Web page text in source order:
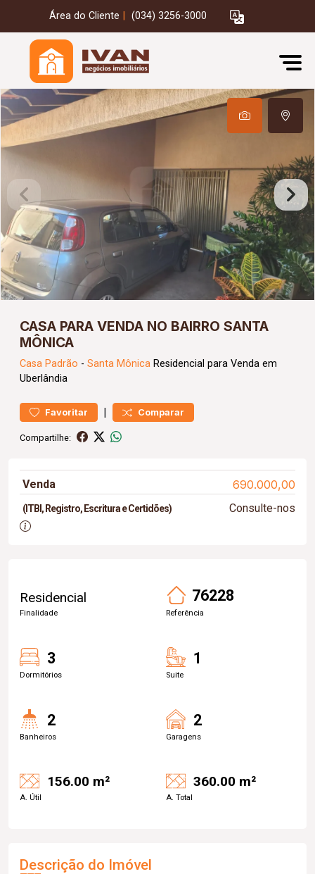
Área do Cliente (034) 3256-3000
CASA PARA VENDA NO BAIRRO SANTA
MÔNICA
Casa Padrão - Santa Mônica Residencial para Venda em
Uberlândia
Favoritar | Comparar
Compartilhe:
Venda 690.000,00
(ITBI, Registro, Escritura e Certidões) Consulte-nos
Residencial
Finalidade
76228
Referência
3
Dormitórios
1
Suite
2
Banheiros
2
Garagens
156.00 m²
A. Útil
360.00 m²
A. Total
Descrição do Imóvel